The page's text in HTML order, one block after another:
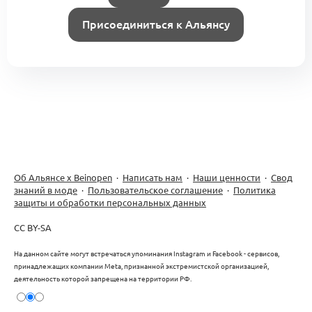
Присоединиться к Альянсу
Об Альянсе х Beinopen · Написать нам · Наши ценности · Свод
знаний в моде · Пользовательское соглашение · Политика
защиты и обработки персональных данных
CC BY-SA
На данном сайте могут встречаться упоминания Instagram и Facebook - сервисов,
принадлежащих компании Meta, признанной экстремистской организацией,
деятельность которой запрещена на территории РФ.